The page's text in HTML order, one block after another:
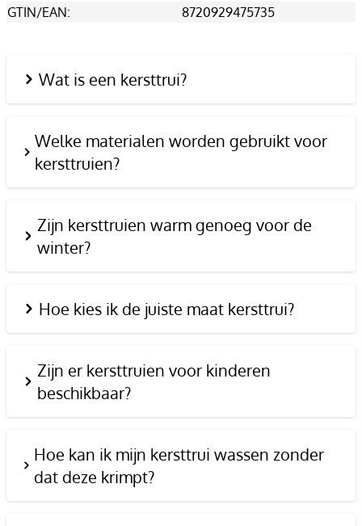
GTIN/EAN:
8720929475735
Wat is een kersttrui?
Welke materialen worden gebruikt voor
kersttruien?
Zijn kersttruien warm genoeg voor de
winter?
Hoe kies ik de juiste maat kersttrui?
Zijn er kersttruien voor kinderen
beschikbaar?
Hoe kan ik mijn kersttrui wassen zonder
dat deze krimpt?